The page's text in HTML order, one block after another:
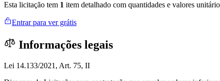
Esta licitação tem 1 item detalhado com quantidades e valores
Entrar para ver grátis
Informações legais
Lei 14.133/2021, Art. 75, II